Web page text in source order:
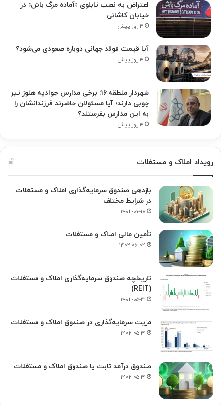
اعتراض به نصب تابلوی «آماده مرگ باش» در
خیابان کاشانی
۳ روز پیش
آیا قیمت فولاد جهانی دوباره صعودی می‌شود؟
۴ روز پیش
شهردار منطقه ۱۶: برخی مدارس جوادیه هنوز تیر
چوبی دارند؛ آیا مسئولان حاضرند فرزندانشان را
به این مدارس بفرستند؟
۴ روز پیش
رویداد املاک و مستغلات
بازدهی صندوق سرمایه‌گذاری املاک و مستغلات
در شرایط مختلف
۱۴۰۲-۰۶-۱۸
تأمین مالی املاک و مستغلات
۱۴۰۲-۰۶-۰۴
تاریخچه صندوق سرمایه‌گذاری املاک و مستغلات
(REIT)
۱۴۰۲-۰۵-۳۱
مزیت سرمایه‌گذاری در صندوق املاک و مستغلات
۱۴۰۲-۰۵-۳۱
صندوق درآمد ثابت یا صندوق املاک و مستغلات
۱۴۰۲-۰۵-۳۱